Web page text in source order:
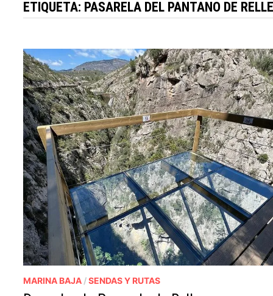
ETIQUETA: PASARELA DEL PANTANO DE
MARINA BAJA /SENDAS Y RUTAS